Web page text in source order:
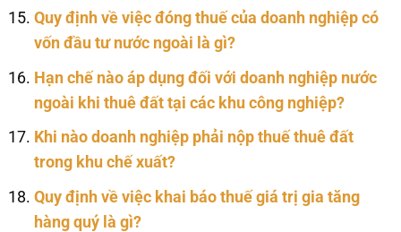
Quy định về việc đóng thuế của doanh nghiệp có
vốn đầu tư nước ngoài là gì?
Hạn chế nào áp dụng đối với doanh nghiệp nước
ngoài khi thuê đất tại các khu công nghiệp?
Khi nào doanh nghiệp phải nộp thuế thuê đất
trong khu chế xuất?
Quy định về việc khai báo thuế giá trị gia tăng
hàng quý là gì?